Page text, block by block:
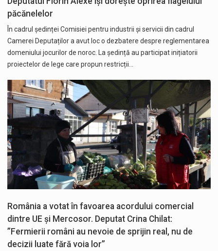
păcănelelor
În cadrul ședinței Comisiei pentru industrii și servicii din cadrul
Camerei Deputaților a avut loc o dezbatere despre reglementarea
domeniului jocurilor de noroc. La ședință au participat inițiatorii
proiectelor de lege care propun restricții…
România a votat în favoarea acordului comercial
dintre UE și Mercosor. Deputat Crina Chilat:
”Fermierii români au nevoie de sprijin real, nu de
decizii luate fără voia lor”